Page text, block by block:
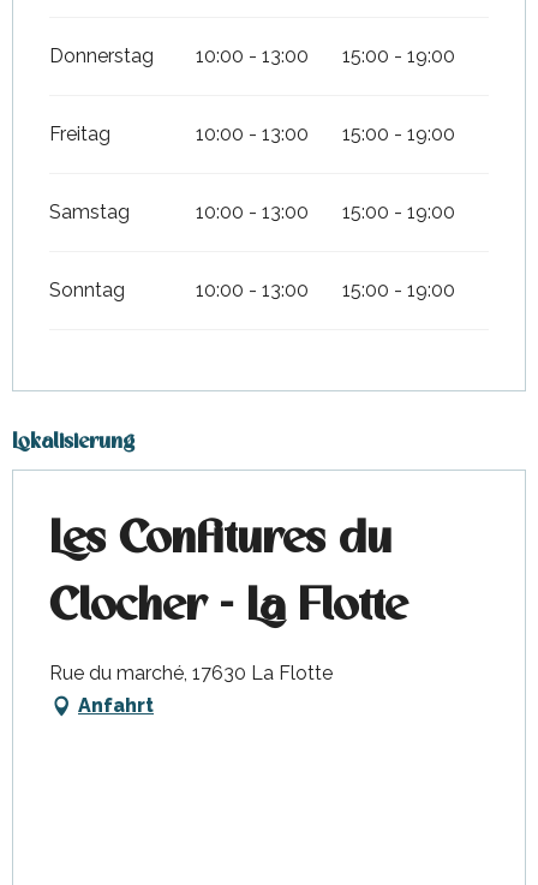
Donnerstag 10:00 - 13:00 15:00 - 19:00
Freitag 10:00 - 13:00 15:00 - 19:00
Samstag 10:00 - 13:00 15:00 - 19:00
Sonntag 10:00 - 13:00 15:00 - 19:00
Lokalisierung
Les Confitures du
Clocher - La Flotte
Rue du marché, 17630 La Flotte
Anfahrt